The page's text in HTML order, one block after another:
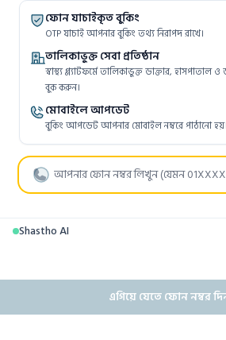
ফোন যাচাইকৃত বুকিং
OTP যাচাই আপনার বুকিং তথ্য নিরাপদ রাখে।
তালিকাভুক্ত সেবা প্রতিষ্ঠান
স্বাস্থ্য প্ল্যাটফর্মে তালিকাভুক্ত ডাক্তার, হাসপাতাল
বুক করুন।
মোবাইলে আপডেট
বুকিং আপডেট আপনার মোবাইল নম্বরে পাঠানো হয়।
এগিয়ে যেতে ফোন নম্বর
Shastho AI